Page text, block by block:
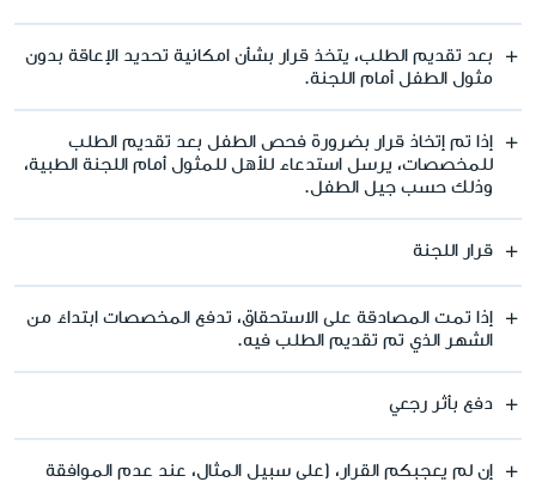
بعد تقديم الطلب، يتخذ قرار بشأن امكانية تحديد الإعاقة بدون
مثول الطفل أمام اللجنة.
إذا تم إتخاذ قرار بضرورة فحص الطفل بعد تقديم الطلب
للمخصصات، يرسل استدعاء للأهل للمثول أمام اللجنة الطبية،
وذلك حسب جيل الطفل.
قرار اللجنة
إذا تمت المصادقة على الاستحقاق، تدفع المخصصات ابتداءً من
الشهر الذي تم تقديم الطلب فيه.
دفع بأثر رجعي
إن لم يعجبكم القرار، (على سبيل المثال، عند عدم الموافقة